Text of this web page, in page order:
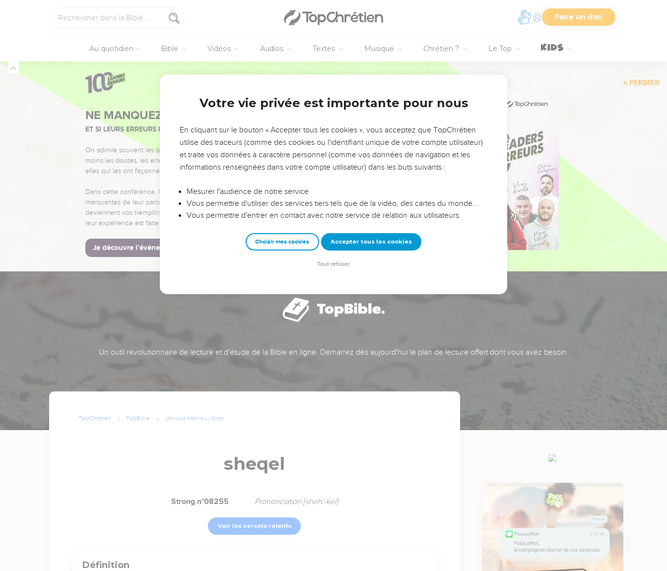
Faire un don
Au quotidien Bible Vidéos Audios Textes Musique Chrétien ? Le Top
FERMER
NE MANQUEZ PAS L’ÉVÉNEMENT DE L’ANNÉE !
ET SI LEURS ERREURS POUVAIENT VOUS ÉVITER LES VOTRES ?
On admire souvent les leaders pour leurs réussites, leur impact, leur foi ou leur vision. Mais on voit
moins les doutes, les erreurs et les saisons difficiles qu'ils ont traversés, alors même que ce sont
elles qui les ont façonnés.
Dans cette conférence, leaders, entrepreneurs, et responsables reviennent sur les erreurs
marquantes de leur parcours et les clés pour avancer avec plus de sagesse afin que leurs erreurs
deviennent vos tremplins. Que vous guidiez un ministère, une équipe, un groupe ou une famille,
leur expérience est faite pour vous.
Je découvre l’événement
Un outil révolutionnaire de lecture et d'étude de la Bible en ligne. Démarrez dès aujourd'hui le plan de lecture offert dont vous avez besoin.
TopChrétien TopBible Lexique Hébreu / Grec
sheqel
Strong n°08255 Prononciation [sheh'-kel]
Voir les versets relatifs
Définition
Votre vie privée est importante pour nous
En cliquant sur le bouton « Accepter tous les cookies », vous acceptez que TopChrétien
utilise des traceurs (comme des cookies ou l'identifiant unique de votre compte utilisateur)
et traite vos données à caractère personnel (comme vos données de navigation et les
informations renseignées dans votre compte utilisateur) dans les buts suivants :
Mesurer l'audience de notre service
Vous permettre d'utiliser des services tiers tels que de la vidéo, des cartes du monde…
Vous permettre d'entrer en contact avec notre service de relation aux utilisateurs.
Choisir mes cookies Accepter tous les cookies
Tout refuser